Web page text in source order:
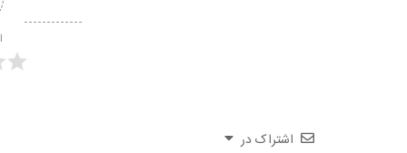
اشتراک در